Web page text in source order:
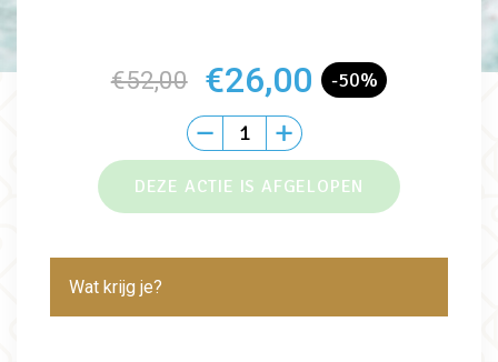
€52,00 €26,00 -50%
Wat krijg je?